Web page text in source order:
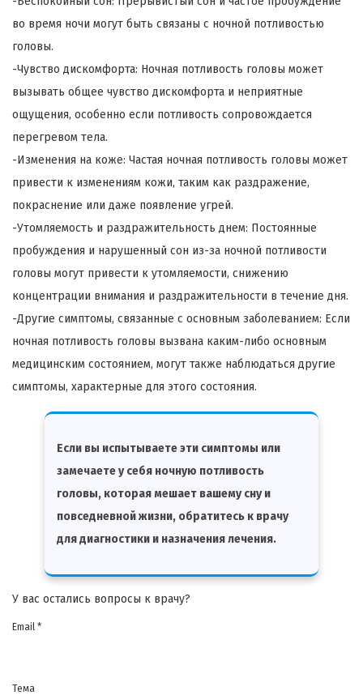
во время ночи могут быть связаны с ночной потливостью
головы.
-Чувство дискомфорта: Ночная потливость головы может
вызывать общее чувство дискомфорта и неприятные
ощущения, особенно если потливость сопровождается
перегревом тела.
-Изменения на коже: Частая ночная потливость головы может
привести к изменениям кожи, таким как раздражение,
покраснение или даже появление угрей.
-Утомляемость и раздражительность днем: Постоянные
пробуждения и нарушенный сон из-за ночной потливости
головы могут привести к утомляемости, снижению
концентрации внимания и раздражительности в течение дня.
-Другие симптомы, связанные с основным заболеванием: Если
ночная потливость головы вызвана каким-либо основным
медицинским состоянием, могут также наблюдаться другие
симптомы, характерные для этого состояния.
Если вы испытываете эти симптомы или
замечаете у себя ночную потливость
головы, которая мешает вашему сну и
повседневной жизни, обратитесь к врачу
для диагностики и назначения лечения.
У вас остались вопросы к врачу?
Email *
Тема